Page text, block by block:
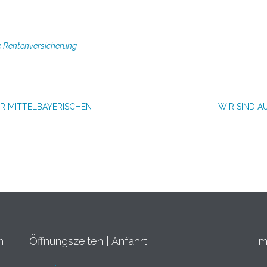
Rentenversicherung
MITTELBAYERISCHEN
WIR SIND
Öffnungszeiten | Anfahrt